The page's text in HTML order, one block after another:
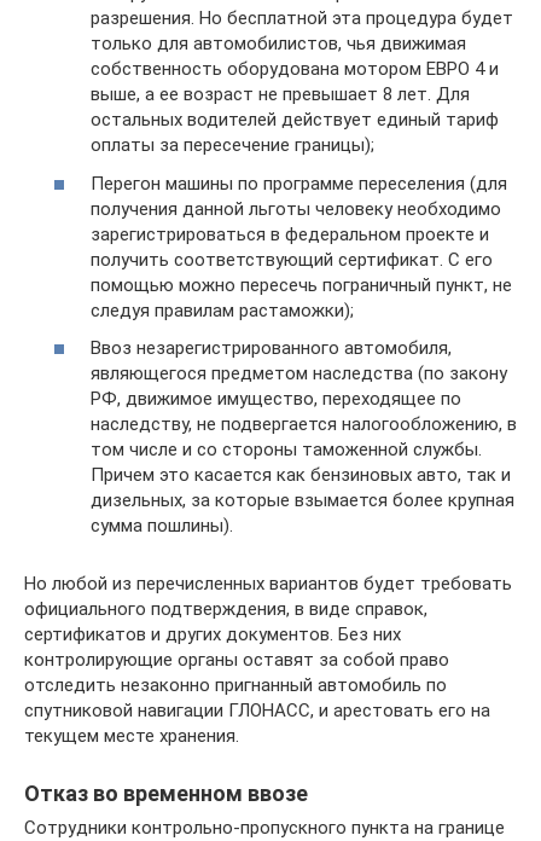
разрешения. Но бесплатной эта процедура будет
только для автомобилистов, чья движимая
собственность оборудована мотором ЕВРО 4 и
выше, а ее возраст не превышает 8 лет. Для
остальных водителей действует единый тариф
оплаты за пересечение границы);
Перегон машины по программе переселения (для
получения данной льготы человеку необходимо
зарегистрироваться в федеральном проекте и
получить соответствующий сертификат. С его
помощью можно пересечь пограничный пункт, не
следуя правилам растаможки);
Ввоз незарегистрированного автомобиля,
являющегося предметом наследства (по закону
РФ, движимое имущество, переходящее по
наследству, не подвергается налогообложению, в
том числе и со стороны таможенной службы.
Причем это касается как бензиновых авто, так и
дизельных, за которые взымается более крупная
сумма пошлины).
Но любой из перечисленных вариантов будет требовать
официального подтверждения, в виде справок,
сертификатов и других документов. Без них
контролирующие органы оставят за собой право
отследить незаконно пригнанный автомобиль по
спутниковой навигации ГЛОНАСС, и арестовать его на
текущем месте хранения.
Отказ во временном ввозе
Сотрудники контрольно-пропускного пункта на границе